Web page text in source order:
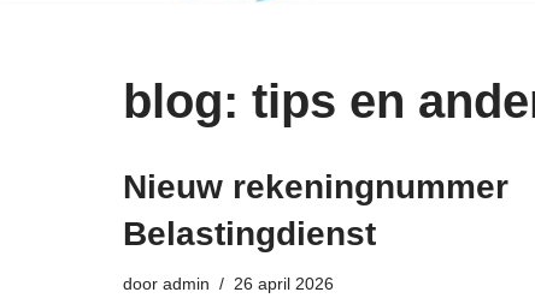
blog: tips en
Nieuw rekeningnummer
Belastingdienst
door admin 26 april 2026